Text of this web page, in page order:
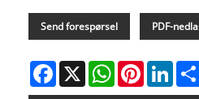
Send forespørsel PDF-
Facebook
X WhatsAppPinterest